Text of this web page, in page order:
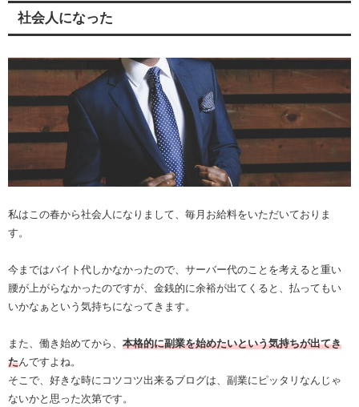
社会人になった
私はこの春から社会人になりまして、毎月お給料をいただいておりま
す。
今まではバイト代しかなかったので、サーバー代のことを考えると重い
腰が上がらなかったのですが、金銭的に余裕が出てくると、払ってもい
いかなぁという気持ちになってきます。
また、働き始めてから、 本格的に副業を始めたいという気持ちが出てき
たんですよね。
そこで、好きな時にコツコツ出来るブログは、副業にピッタリなんじゃ
ないかと思った次第です。